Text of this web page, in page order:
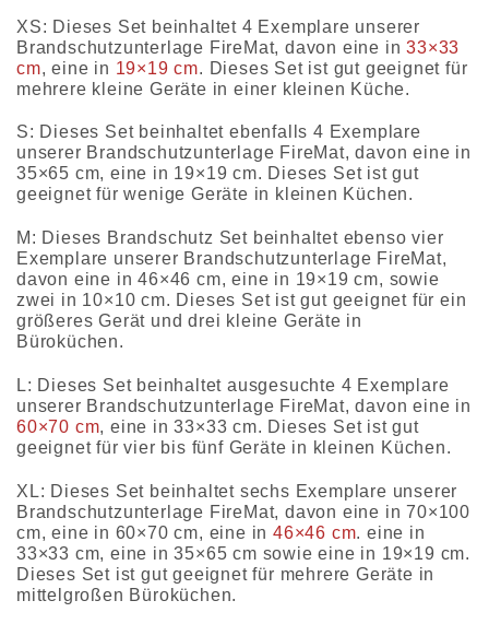
XS: Dieses Set beinhaltet 4 Exemplare unserer
Brandschutzunterlage FireMat, davon eine in33×33
cm, eine in 19×19 cm. Dieses Set ist gut geeignet für
mehrere kleine Geräte in einer kleinen Küche.
S: Dieses Set beinhaltet ebenfalls 4 Exemplare
unserer Brandschutzunterlage FireMat, davon eine in
35×65 cm, eine in 19×19 cm. Dieses Set ist gut
geeignet für wenige Geräte in kleinen Küchen.
M: Dieses Brandschutz Set beinhaltet ebenso vier
Exemplare unserer Brandschutzunterlage FireMat,
davon eine in 46×46 cm, eine in 19×19 cm, sowie
zwei in 10×10 cm. Dieses Set ist gut geeignet für ein
größeres Gerät und drei kleine Geräte in
Büroküchen.
L: Dieses Set beinhaltet ausgesuchte 4 Exemplare
unserer Brandschutzunterlage FireMat, davon eine in
60×70 cm, eine in 33×33 cm. Dieses Set ist gut
geeignet für vier bis fünf Geräte in kleinen Küchen.
XL: Dieses Set beinhaltet sechs Exemplare unserer
Brandschutzunterlage FireMat, davon eine in 70×100
cm, eine in 60×70 cm, eine in46×46 cm. eine in
33×33 cm, eine in 35×65 cm sowie eine in 19×19 cm.
Dieses Set ist gut geeignet für mehrere Geräte in
mittelgroßen Büroküchen.